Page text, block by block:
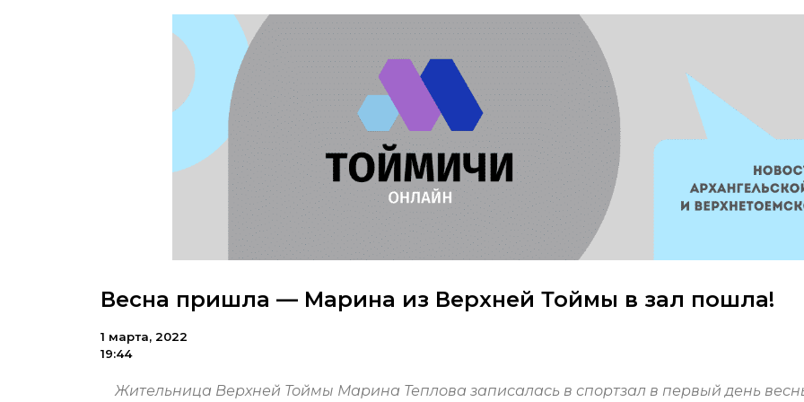
Весна пришла — Марина из Верхней Тоймы в зал пошла!
1 марта, 2022
19:44
Жительница Верхней Тоймы Марина Теплова записалась в спортзал в первый день